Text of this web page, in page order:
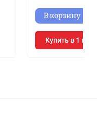
В корзину
Купить в 1 клик